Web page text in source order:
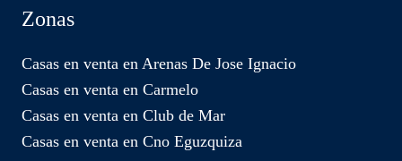
Zonas
Casas en venta en Arenas De Jose Ignacio
Casas en venta en Carmelo
Casas en venta en Club de Mar
Casas en venta en Cno Eguzquiza